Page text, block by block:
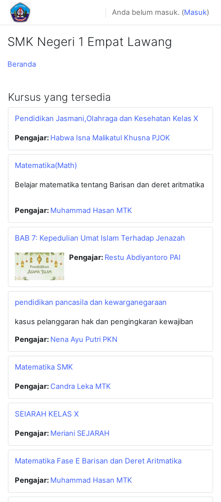
Lewati ke konten utama
Anda belum masuk. (Masuk)
SMK Negeri 1 Empat Lawang
Beranda
Kursus yang tersedia
Pendidikan Jasmani,Olahraga dan Kesehatan Kelas X
Pengajar: Habwa Isna Malikatul Khusna PJOK
Matematika(Math)
Belajar matematika tentang Barisan dan deret aritmatika
Pengajar: Muhammad Hasan MTK
BAB 7: Kepedulian Umat Islam Terhadap Jenazah
Pengajar: Restu Abdiyantoro PAI
pendidikan pancasila dan kewarganegaraan
kasus pelanggaran hak dan pengingkaran kewajiban
Pengajar: Nena Ayu Putri PKN
Matematika SMK
Pengajar: Candra Leka MTK
SEIARAH KELAS X
Pengajar: Meriani SEJARAH
Matematika Fase E Barisan dan Deret Aritmatika
Pengajar: Muhammad Hasan MTK